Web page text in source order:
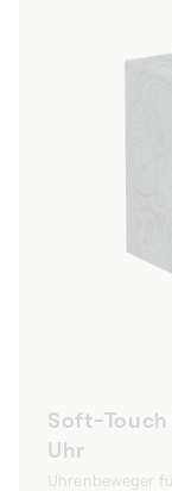
Soft-Touch
Uhr
Uhrenbeweger